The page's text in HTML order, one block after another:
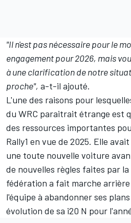
"Il n'est pas nécessaire pour le
engagement pour 2026, mais
à une clarification de notre
proche", a-t-il ajouté.
L'une des raisons pour
du WRC paraitrait étrange est
des ressources importantes
Rally1 en vue de 2025. Elle
une toute nouvelle voiture
de nouvelles règles faites par
fédération a fait marche
l'équipe à abandonner ses
évolution de sa i20 N pour